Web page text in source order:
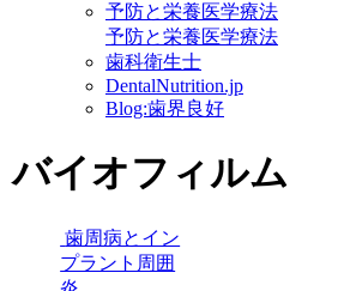
予防と栄養医学療法
予防と栄養医学療法
歯科衛生士
DentalNutrition.jp
Blog:歯界良好
バイオフィルム
歯周病とイン
プラント周囲